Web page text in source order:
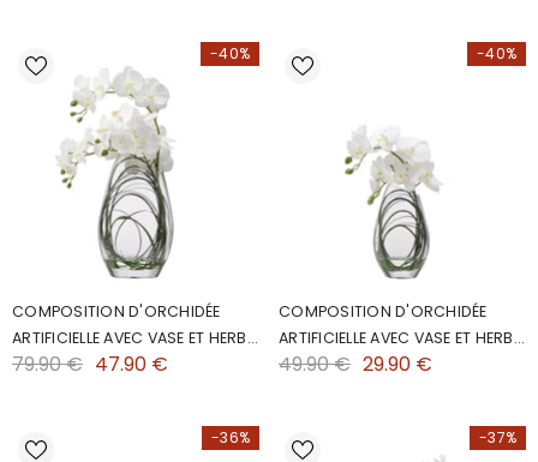
-40%
COMPOSITION D'ORCHIDÉE
ARTIFICIELLE AVEC VASE ET HERBE
D'OURS 46CM
79.90 € 47.90 €
-40%
COMPOSITION D'ORCHIDÉE
ARTIFICIELLE AVEC VASE ET HERBE
D'OURS 29CM
49.90 € 29.90 €
-36% -37%